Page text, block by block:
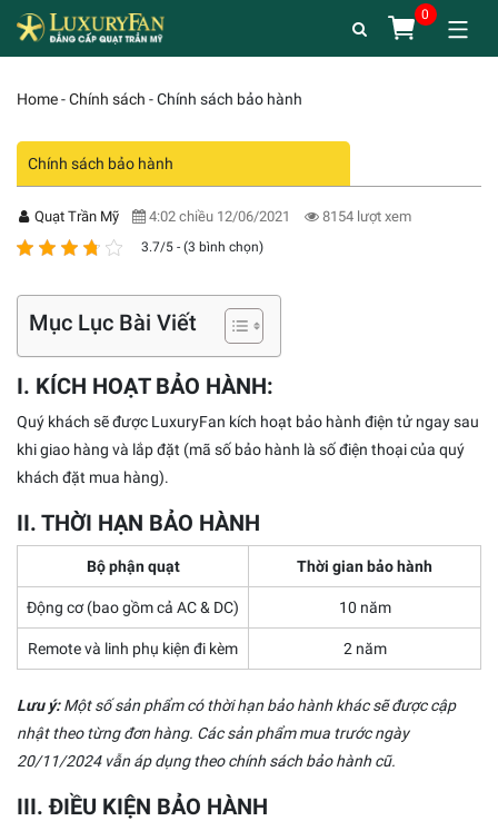
Home-Chính sách -Chính sách bảo hành
Chính sách bảo hành
Quạt Trần Mỹ 4:02 chiều 12/06/2021 8154 lượt xem
3.7/5 - (3 bình chọn)
Mục Lục Bài Viết
I. KÍCH HOẠT BẢO HÀNH:
Quý khách sẽ được LuxuryFan kích hoạt bảo hành điện tử ngay sau
khi giao hàng và lắp đặt (mã số bảo hành là số điện thoại của quý
khách đặt mua hàng).
II. THỜI HẠN BẢO HÀNH
Bộ phận quạt Thời gian bảo hành
Động cơ (bao gồm cả AC & DC) 10 năm
Remote và linh phụ kiện đi kèm 2 năm
Lưu ý:Một số sản phẩm có thời hạn bảo hành khác sẽ được cập
nhật theo từng đơn hàng. Các sản phẩm mua trước ngày
20/11/2024 vẫn áp dụng theo chính sách bảo hành cũ.
III. ĐIỀU KIỆN BẢO HÀNH